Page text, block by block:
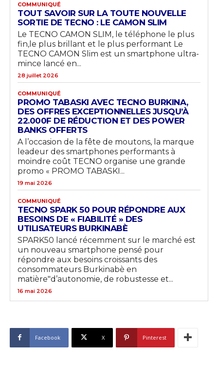
COMMUNIQUÉ
TOUT SAVOIR SUR LA TOUTE NOUVELLE
SORTIE DE TECNO : LE CAMON SLIM
Le TECNO CAMON SLIM, le téléphone le plus
fin,le plus brillant et le plus performant Le
TECNO CAMON Slim est un smartphone ultra-
mince lancé en...
28 juillet 2026
COMMUNIQUÉ
PROMO TABASKI AVEC TECNO BURKINA,
DES OFFRES EXCEPTIONNELLES JUSQU’À
22.000F DE RÉDUCTION ET DES POWER
BANKS OFFERTS
A l’occasion de la fête de moutons, la marque
leadeur des smartphones performants à
moindre coût TECNO organise une grande
promo « PROMO TABASKI...
19 mai 2026
COMMUNIQUÉ
TECNO SPARK 50 POUR RÉPONDRE AUX
BESOINS DE « FIABILITÉ » DES
UTILISATEURS BURKINABÈ
SPARK50 lancé récemment sur le marché est
un nouveau smartphone pensé pour
répondre aux besoins croissants des
consommateurs Burkinabè en
matière"d’autonomie, de robustesse et...
16 mai 2026
Facebook X Pinterest